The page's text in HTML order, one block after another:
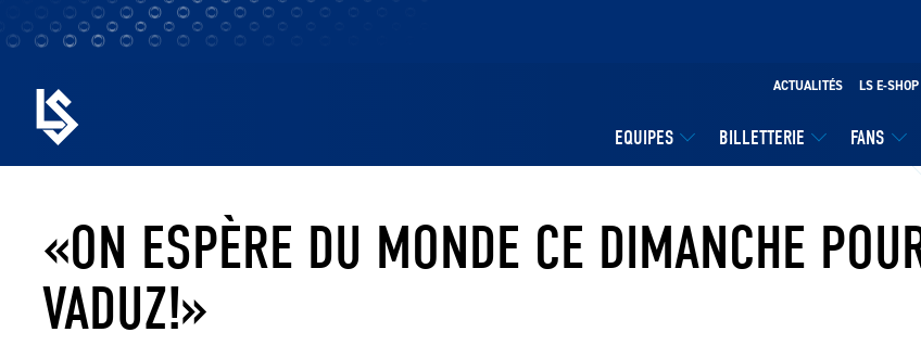
EQUIPES BILLETTERIE FANS
ACTUALITÉS LS E-SHOP
«ON ESPÈRE DU MONDE CE DIMANCHE
VADUZ!»